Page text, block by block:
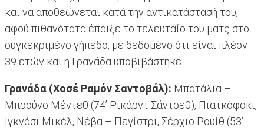
και να αποθεώνεται κατά την αντικατάστασή του,
αφού πιθανότατα έπαιξε το τελευταίο του ματς στο
συγκεκριμένο γήπεδο, με δεδομένο ότι είναι πλέον
39 ετών και η Γρανάδα υποβιβάστηκε.
Γρανάδα (Χοσέ Ραμόν Σαντοβάλ): Μπατάλια –
Μπρούνο Μέντεθ (74’ Ρικάρντ Σάντσεθ), Πιατκόφσκι,
Ιγκνάσι Μικέλ, Νέβα – Πεγίστρι, Σέρχιο Ρουίθ (53’